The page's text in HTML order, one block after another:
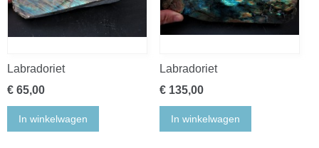
Labradoriet
€ 65,00
In winkelwagen
Labradoriet
€ 135,00
In winkelwagen